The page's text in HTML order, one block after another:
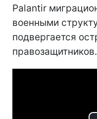
Palantir
военными
подвергается
правозащитников.